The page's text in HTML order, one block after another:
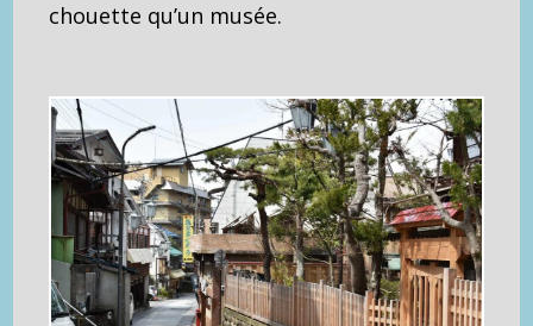
chouette qu’un musée.